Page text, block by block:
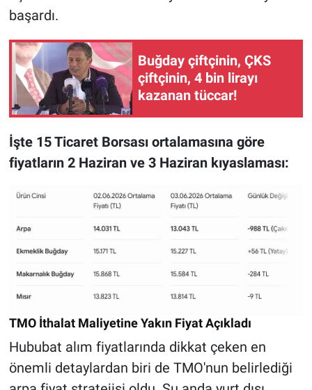
başardı.
Buğday çiftçinin, ÇKS
çiftçinin, 4 bin lirayı
kazanan tüccar!
İşte 15 Ticaret Borsası ortalamasına göre
fiyatların 2 Haziran ve 3 Haziran kıyaslaması:
TMO İthalat Maliyetine Yakın Fiyat Açıkladı
Hububat alım fiyatlarında dikkat çeken en
önemli detaylardan biri de TMO'nun belirlediği